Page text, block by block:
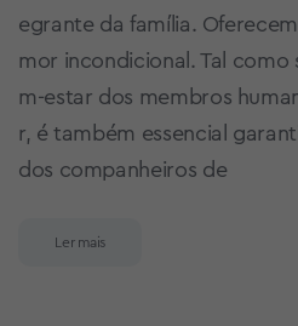
egrante da família.
mor incondicional. Tal como
m-estar dos membros
r, é também essencial
dos companheiros de
Ler mais